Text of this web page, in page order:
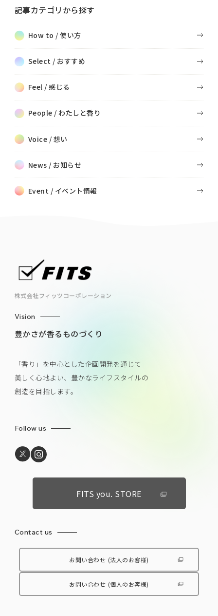
記事カテゴリから探す
How to / 使い方
Select / おすすめ
Feel / 感じる
People / わたしと香り
Voice / 想い
News / お知らせ
Event / イベント情報
株式会社フィッツコーポレーション
Vision
豊かさが香るものづくり
「香り」を中心とした企画開発を通じて
美しく心地よい、豊かなライフスタイルの
創造を目指します。
Follow us
FITS you. STORE
Contact us
お問い合わせ (法人のお客様)
お問い合わせ (個人のお客様)